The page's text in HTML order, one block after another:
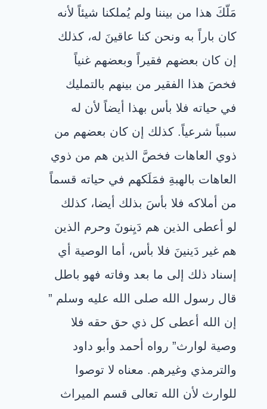
مَلّكَ هذا من بيننا ولم يُملكنا شيئاً لأنه
كان باراً به ونحن كنا عاقينَ له، كذلك
إن كان بعضهم فقيراً وبعضهم غنياً
فخصَ هذا الفقير من بينهم بالتمليك
في حياته فلا بأس بهذا أيضاً لأن له
سبباً شرعياً. كذلك إن كان بعضهم من
ذوي العاهات فخصَّ الذين هم من ذوي
العاهات بالهبةِ فمَلَكهم في حياته قسماً
من أملاكه فلا بأسَ بذلك أيضا، كذلك
لو أعطى الذين هم دَيِنونَ وحرم الذين
هم غير دَينينَ فلا بأس، أما الوصية أي
إسناد ذلك إلى ما بعد وفاته فهو باطل
قال رسول الله صلى الله عليه وسلم ”
إن الله أعطى كل ذي حق حقه فلا
وصية لوارث” رواه أحمد وأبو داود
والترمذي وغيرهم. معناه لا توصوا
للوارث لأن الله تعالى قسم الميراث